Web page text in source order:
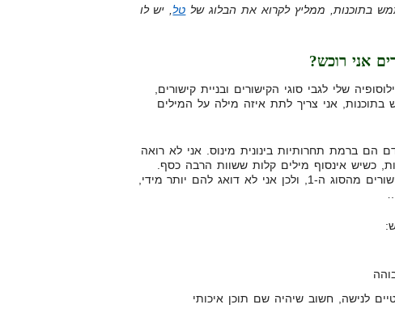
בתוכנות, ממליץ לקרוא את הבלוג של טל , יש לו
אני רוכש?
שלי לגבי סוגי הקישורים ובניית קישורים,
אני צריך לתת איזה מילה על המילים
הם ברמת תחרותיות בינונית מינוס. אני לא רואה
כשיש אינסוף מילים קלות ששוות הרבה כסף.
מהסיבה הזו, אין לי צורך בקישורים מהסוג ה-1, ולכן אני לא דואג להם יותר מידי,
לנישה, חשוב שיהיה שם תוכן איכותי